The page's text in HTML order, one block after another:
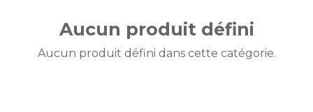
Aucun produit défini
Aucun produit défini dans cette catégorie.